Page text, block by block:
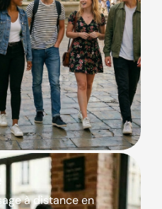
à distance en